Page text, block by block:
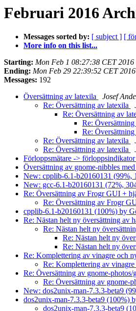
Februari 2016
Messages sorted by: [ subject ] [
More info on this list...
Starting: Mon Feb 1 08:27:38 CET 2016
Ending: Mon Feb 29 22:39:52 CET 2016
Messages: 192
Översättning av latexila
Josef
Re: Översättning av latexila
Re: Översättning av
Re:
Re:
Re: Översättning av latexila
Re: Översättning av latexila
Förloppsmätare -> förloppsindikator
Översättning av gnome-nibbles
New: cpplib-6.1-b20160131 (99%,
New: gcc-6.1-b20160131 (72%,
Re: Översättning av Frogr GUI +
Re: Översättning av Frogr
cpplib-6.1-b20160131 (100%) by
Re: Nästan helt ny översättning av
Re: Nästan helt ny
Re: Nästan helt ny
Re: Nästan helt ny
Re: Komplettering av vinagre och
Re: Komplettering av
Re: Översättning av gnome-
Re: Översättning av gnome-
New: dos2unix-man-7.3.3-beta9
dos2unix-man-7.3.3-beta9 (100%)
dos2unix-man-7.3.3-beta9